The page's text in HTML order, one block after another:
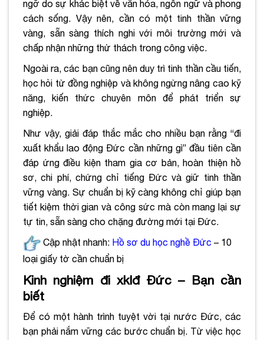
ngỡ do sự khác biệt về văn hóa, ngôn ngữ và phong
cách sống. Vậy nên, cần có một tinh thần vững
vàng, sẵn sàng thích nghi với môi trường mới và
chấp nhận những thử thách trong công việc.
Ngoài ra, các bạn cũng nên duy trì tinh thần cầu tiến,
học hỏi từ đồng nghiệp và không ngừng nâng cao kỹ
năng, kiến thức chuyên môn để phát triển sự
nghiệp.
Như vậy, giải đáp thắc mắc cho nhiều bạn rằng “đi
xuất khẩu lao động Đức cần những gì” đầu tiên cần
đáp ứng điều kiện tham gia cơ bản, hoàn thiện hồ
sơ, chi phí, chứng chỉ tiếng Đức và giữ tinh thần
vững vàng. Sự chuẩn bị kỹ càng không chỉ giúp bạn
tiết kiệm thời gian và công sức mà còn mang lại sự
tự tin, sẵn sàng cho chặng đường mới tại Đức.
Cập nhật nhanh: Hồ sơ du học nghề Đức – 10
loại giấy tờ cần chuẩn bị
Kinh nghiệm đi xklđ Đức – Bạn cần
biết
Để có một hành trình tuyệt vời tại nước Đức, các
bạn phải nắm vững các bước chuẩn bị. Từ việc học